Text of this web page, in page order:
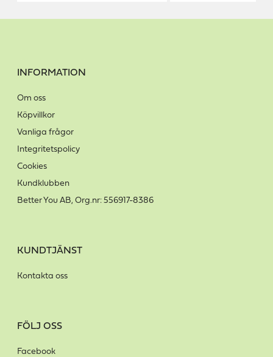
INFORMATION
Om oss
Köpvillkor
Vanliga frågor
Integritetspolicy
Cookies
Kundklubben
Better You AB, Org.nr: 556917-8386
KUNDTJÄNST
Kontakta oss
FÖLJ OSS
Facebook